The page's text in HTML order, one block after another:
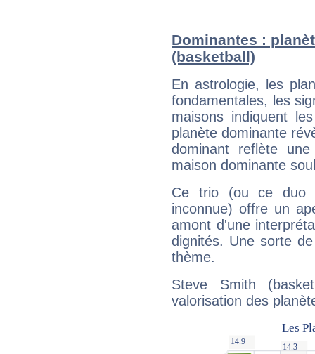
Dominantes :
(basketball)
En astrologie, les
fondamentales, les
maisons indiquent
planète dominante
dominant reflète
maison dominante
Ce trio (ou ce duo
inconnue) offre un
amont d'une
dignités. Une sorte
thème.
Steve Smith
valorisation des